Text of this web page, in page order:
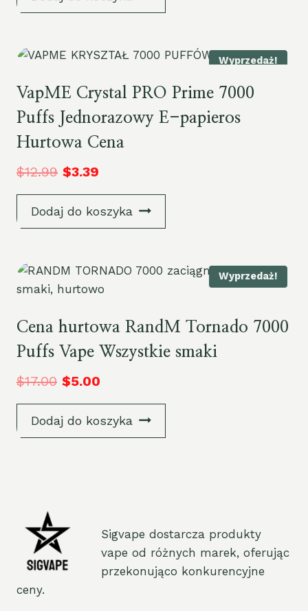
Wyprzedaż!
VapME Crystal PRO Prime 7000
Puffs Jednorazowy E-papieros
Hurtowa Cena
$12.99 $3.39
Dodaj do koszyka
Wyprzedaż!
Cena hurtowa RandM Tornado 7000
Puffs Vape Wszystkie smaki
$17.00 $5.00
Dodaj do koszyka
Sigvape dostarcza produkty
vape od różnych marek, oferując
przekonująco konkurencyjne
ceny.